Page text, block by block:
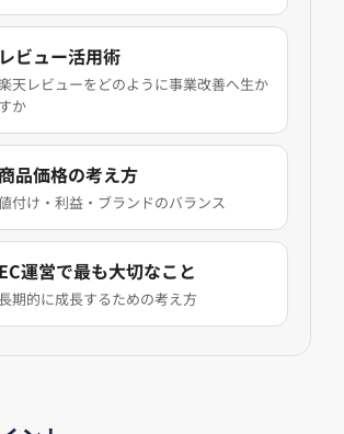
レビュー活用術
天レビューをどのように事業改善へ生か
すか
商品価格の考え方
付け・利益・ブランドのバランス
EC運営で最も大切なこと
期的に成長するための考え方